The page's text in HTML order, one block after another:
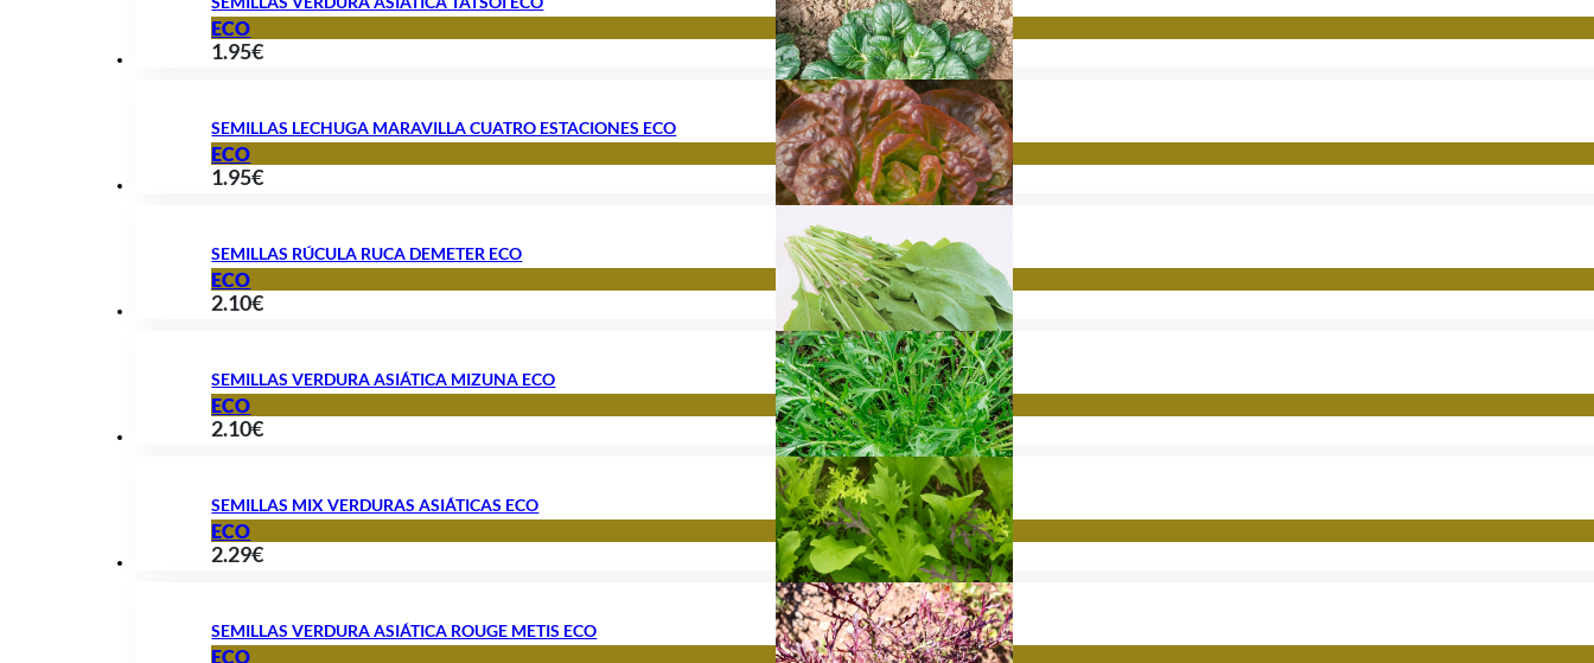
1.95€
ECO
SEMILLAS LECHUGA MARAVILLA CUATRO ESTACIONES ECO
1.95€
ECO
SEMILLAS RÚCULA RUCA DEMETER ECO
2.10€
ECO
SEMILLAS VERDURA ASIÁTICA MIZUNA ECO
2.10€
ECO
SEMILLAS MIX VERDURAS ASIÁTICAS ECO
2.29€
ECO
SEMILLAS VERDURA ASIÁTICA ROUGE METIS ECO
ECO